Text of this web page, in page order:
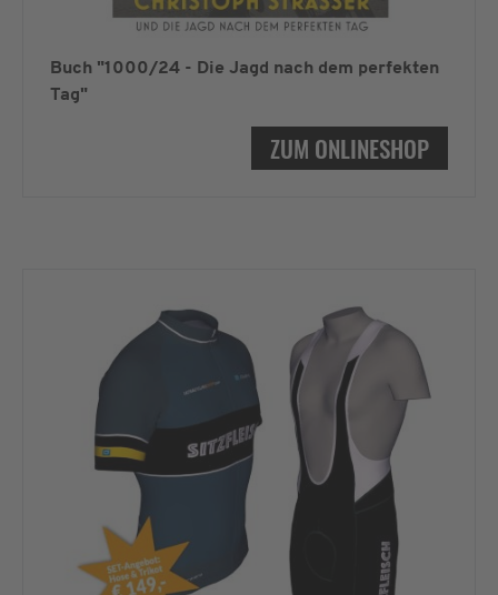
Buch "1000/24 - Die Jagd nach dem perfekten
Tag"
ZUM ONLINESHOP